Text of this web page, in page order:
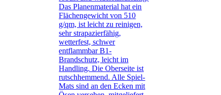
Das Planenmaterial hat ein
Flächengewicht von 510
g/qm, ist leicht zu reinigen,
sehr strapazierfähig,
wetterfest, schwer
entflammbar B1-
Brandschutz, leicht im
Handling. Die Oberseite ist
rutschhemmend. Alle Spiel-
Mats sind an den Ecken mit